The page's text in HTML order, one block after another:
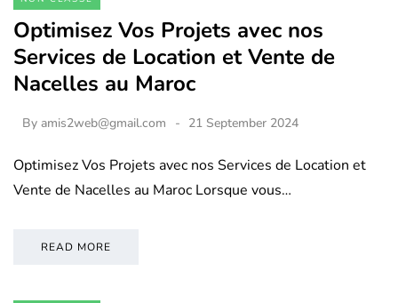
Optimisez Vos Projets avec nos
Services de Location et Vente de
Nacelles au Maroc
By amis2web@gmail.com 21 September 2024
Optimisez Vos Projets avec nos Services de Location et
Vente de Nacelles au Maroc Lorsque vous…
READ MORE